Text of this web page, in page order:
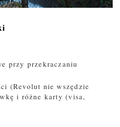
przy przekraczaniu
(Revolut nie wszędzie
i różne karty (visa,